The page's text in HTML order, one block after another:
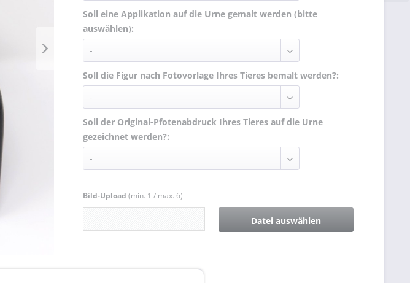
Soll eine Applikation auf die Urne gemalt werden (bitte
auswählen):
Soll die Figur nach Fotovorlage Ihres Tieres bemalt werden?:
Soll der Original-Pfotenabdruck Ihres Tieres auf die Urne
gezeichnet werden?:
Bild-Upload (min. 1 / max. 6)
Datei auswählen